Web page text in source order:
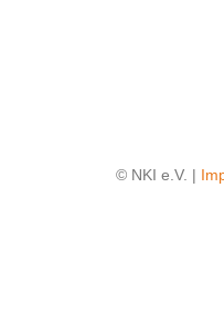
© NKI e.V. |